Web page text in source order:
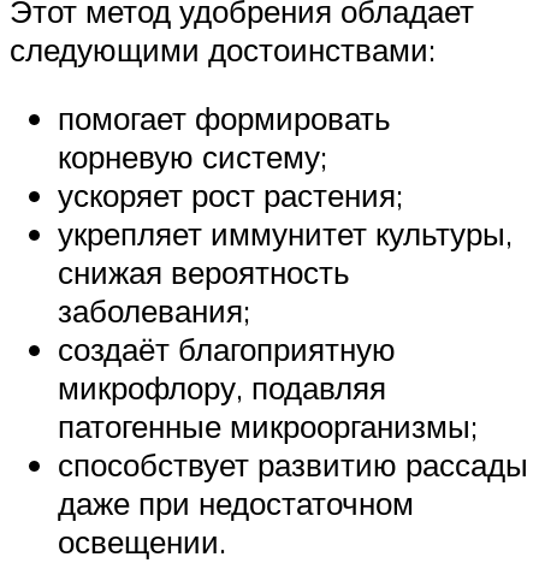
Этот метод удобрения обладает
следующими достоинствами:
помогает формировать
корневую систему;
ускоряет рост растения;
укрепляет иммунитет культуры,
снижая вероятность
заболевания;
создаёт благоприятную
микрофлору, подавляя
патогенные микроорганизмы;
способствует развитию рассады
даже при недостаточном
освещении.